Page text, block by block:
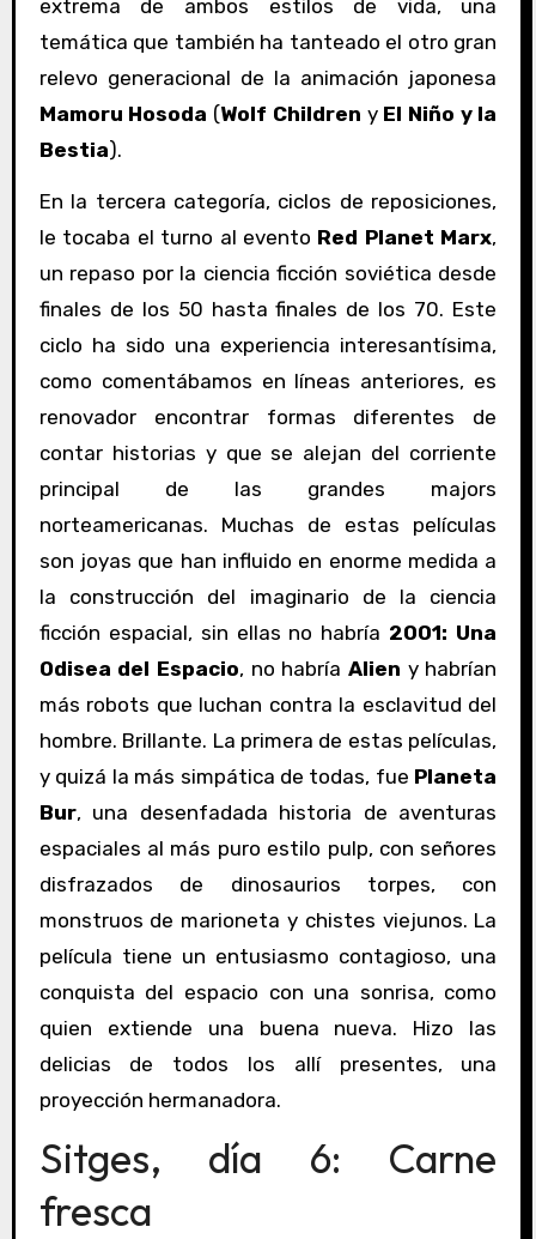
extrema de ambos estilos de vida, una
temática que también ha tanteado el otro gran
relevo generacional de la animación japonesa
Mamoru Hosoda (Wolf Children y El Niño y la
Bestia).
En la tercera categoría, ciclos de reposiciones,
le tocaba el turno al evento Red Planet Marx,
un repaso por la ciencia ficción soviética desde
finales de los 50 hasta finales de los 70. Este
ciclo ha sido una experiencia interesantísima,
como comentábamos en líneas anteriores, es
renovador encontrar formas diferentes de
contar historias y que se alejan del corriente
principal de las grandes majors
norteamericanas. Muchas de estas películas
son joyas que han influido en enorme medida a
la construcción del imaginario de la ciencia
ficción espacial, sin ellas no habría 2001: Una
Odisea del Espacio, no habríaAlien y habrían
más robots que luchan contra la esclavitud del
hombre. Brillante. La primera de estas películas,
y quizá la más simpática de todas, fue Planeta
Bur, una desenfadada historia de aventuras
espaciales al más puro estilo pulp, con señores
disfrazados de dinosaurios torpes, con
monstruos de marioneta y chistes viejunos. La
película tiene un entusiasmo contagioso, una
conquista del espacio con una sonrisa, como
quien extiende una buena nueva. Hizo las
delicias de todos los allí presentes, una
proyección hermanadora.
Sitges, día 6: Carne
fresca